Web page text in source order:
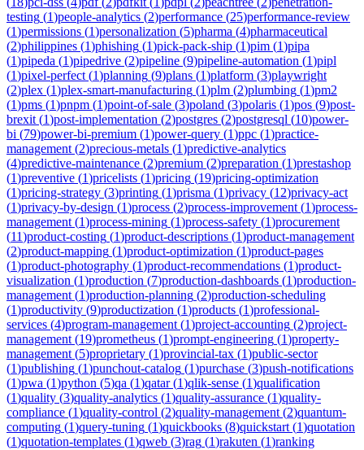
testing (1)people-analytics (2)performance (25)performance-review
(1)permissions (1)personalization (5)pharma (4)pharmaceutical
(2)philippines (1)phishing (1)pick-pack-ship (1)pim (1)pipa
(1)pipeda (1)pipedrive (2)pipeline (9)pipeline-automation (1)pipl
(1)pixel-perfect (1)planning (9)plans (1)platform (3)playwright
(2)plex (1)plex-smart-manufacturing (1)plm (2)plumbing (1)pm2
(1)pms (1)pnpm (1)point-of-sale (3)poland (3)polaris (1)pos (9)post-
brexit (1)post-implementation (2)postgres (2)postgresql (10)power-
bi (79)power-bi-premium (1)power-query (1)ppc (1)practice-
management (2)precious-metals (1)predictive-analytics
(4)predictive-maintenance (2)premium (2)preparation (1)prestashop
(1)preventive (1)pricelists (1)pricing (19)pricing-optimization
(1)pricing-strategy (3)printing (1)prisma (1)privacy (12)privacy-act
(1)privacy-by-design (1)process (2)process-improvement (1)process-
management (1)process-mining (1)process-safety (1)procurement
(11)product-costing (1)product-descriptions (1)product-management
(2)product-mapping (1)product-optimization (1)product-pages
(1)product-photography (1)product-recommendations (1)product-
visualization (1)production (7)production-dashboards (1)production-
management (1)production-planning (2)production-scheduling
(1)productivity (9)productization (1)products (1)professional-
services (4)program-management (1)project-accounting (2)project-
management (19)prometheus (1)prompt-engineering (1)property-
management (5)proprietary (1)provincial-tax (1)public-sector
(1)publishing (1)punchout-catalog (1)purchase (3)push-notifications
(1)pwa (1)python (5)qa (1)qatar(1)qlik-sense (1)qualification
(1)quality (3)quality-analytics (1)quality-assurance (1)quality-
compliance (1)quality-control (2)quality-management (2)quantum-
computing (1)query-tuning (1)quickbooks (8)quickstart (1)quotation
(1)quotation-templates (1)qweb (3)rag (1)rakuten (1)ranking